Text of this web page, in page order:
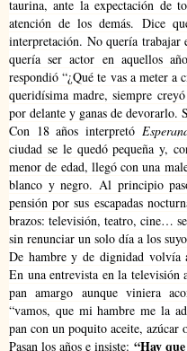
taurina, ante la expectación de
atención de los demás. Dice
interpretación. No quería trabajar
quería ser actor en aquellos
respondió “¿Qué te vas a meter a
queridísima madre, siempre
por delante y ganas de devorarlo.
Con 18 años interpretó
ciudad se le quedó pequeña y,
menor de edad, llegó con una
blanco y negro. Al principio
pensión por sus escapadas
brazos: televisión, teatro, cine…
sin renunciar un solo día a los
De hambre y de dignidad volvía
En una entrevista en la televisión
pan amargo aunque viniera
“vamos, que mi hambre me la
pan con un poquito aceite,
Pasan los años e insiste:“Hay